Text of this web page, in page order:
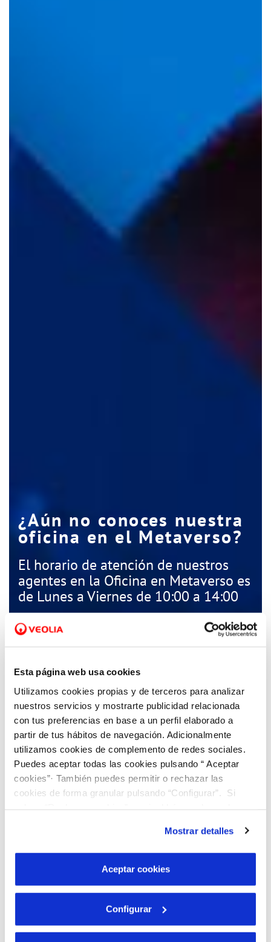
Esta página web usa cookies
Utilizamos cookies propias y de terceros para analizar
nuestros servicios y mostrarte publicidad relacionada
con tus preferencias en base a un perfil elaborado a
partir de tus hábitos de navegación. Adicionalmente
utilizamos cookies de complemento de redes sociales.
Puedes aceptar todas las cookies pulsando “ Aceptar
cookies”· También puedes permitir o rechazar las
cookies de forma granular pulsando “Configurar”. Si
son indispensables para que el sitio web funcione y que
por tanto no se pueden desactivar. Puedes consultar
más información en nuestraPolítica de Cookies
Mostrar detalles
Aceptar cookies
Configurar
¿Aún no conoces nuestra
oficina en el Metaverso?
El horario de atención de nuestros
agentes en la Oficina en Metaverso es
de Lunes a Viernes de 10:00 a 14:00
Acceder con oculus
El tratamiento de tus datos personales para las
gestiones que realices en nuestra oficina en el
Metaverso corresponde a Hidraqua. Puedes
encontrar información detallada y sobre tus
derechos en materia de protección de datos en
https://www.hidraqua.es/proteccion-de-datos .